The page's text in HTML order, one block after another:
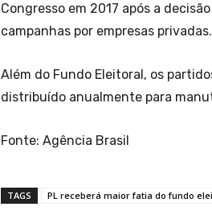
Congresso em 2017 após a
campanhas por empresas privadas.
Além do Fundo Eleitoral, os
distribuído anualmente para
Fonte: Agência Brasil
TAGS PL receberá maior fatia do fundo